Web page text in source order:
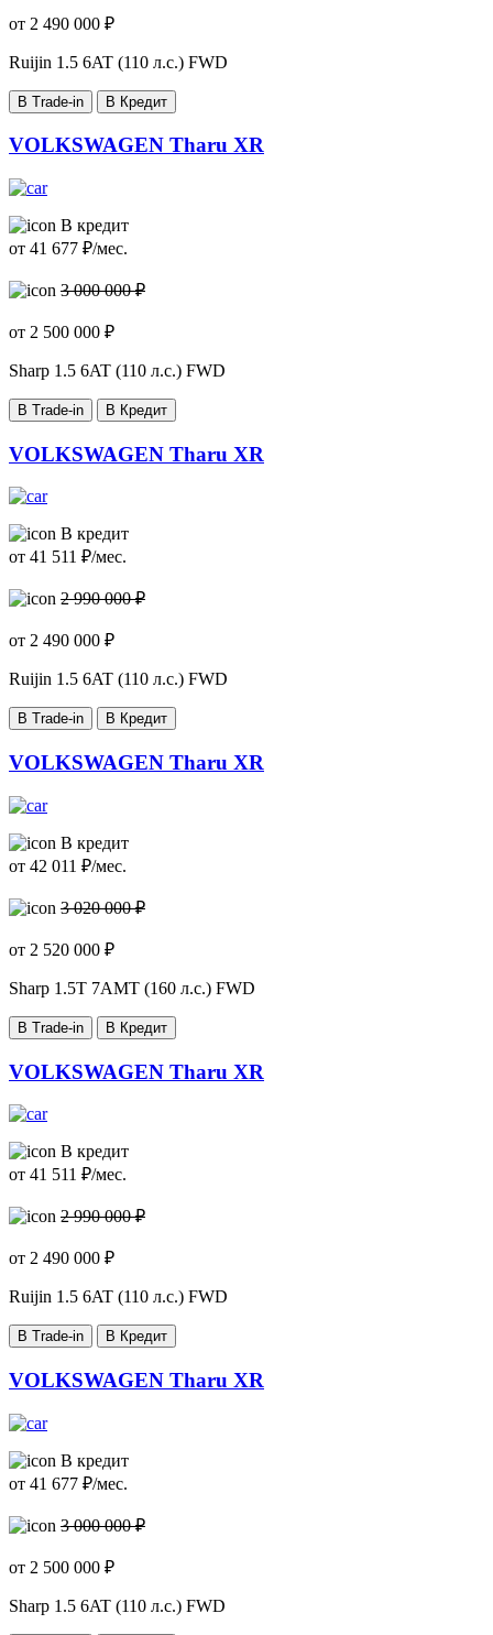
от 2 490 000 ₽
Ruijin 1.5 6AT (110 л.с.) FWD
В Trade-in В Кредит
VOLKSWAGEN Tharu XR
В кредит
от 41 677 ₽/мес.
3 000 000 ₽
от 2 500 000 ₽
Sharp 1.5 6AT (110 л.с.) FWD
В Trade-in В Кредит
VOLKSWAGEN Tharu XR
В кредит
от 41 511 ₽/мес.
2 990 000 ₽
от 2 490 000 ₽
Ruijin 1.5 6AT (110 л.с.) FWD
В Trade-in В Кредит
VOLKSWAGEN Tharu XR
В кредит
от 42 011 ₽/мес.
3 020 000 ₽
от 2 520 000 ₽
Sharp 1.5T 7AMT (160 л.с.) FWD
В Trade-in В Кредит
VOLKSWAGEN Tharu XR
В кредит
от 41 511 ₽/мес.
2 990 000 ₽
от 2 490 000 ₽
Ruijin 1.5 6AT (110 л.с.) FWD
В Trade-in В Кредит
VOLKSWAGEN Tharu XR
В кредит
от 41 677 ₽/мес.
3 000 000 ₽
от 2 500 000 ₽
Sharp 1.5 6AT (110 л.с.) FWD